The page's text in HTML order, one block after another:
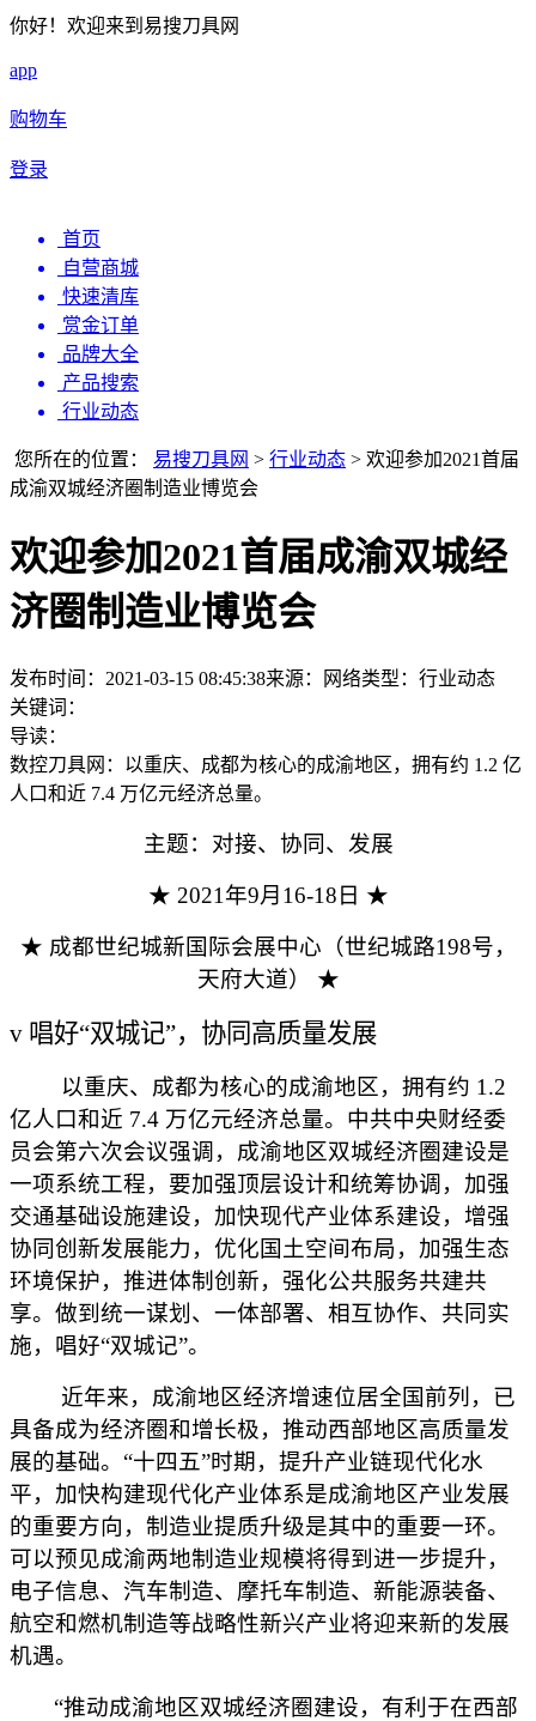
你好！欢迎来到易搜刀具网
app
购物车
登录
首页
自营商城
快速清库
赏金订单
品牌大全
产品搜索
行业动态
您所在的位置： 易搜刀具网 > 行业动态 > 欢迎参加2021首届
成渝双城经济圈制造业博览会
欢迎参加2021首届成渝双城经
济圈制造业博览会
发布时间：2021-03-15 08:45:38来源：网络类型： 行业动态
关键词：
导读：
数控刀具网：以重庆、成都为核心的成渝地区，拥有约 1.2 亿
人口和近 7.4 万亿元经济总量。
主题：对接、协同、发展
★ 2021年9月16-18日 ★
★ 成都世纪城新国际会展中心（世纪城路198号，
天府大道） ★
v 唱好“双城记”，协同高质量发展
以重庆、成都为核心的成渝地区，拥有约 1.2
亿人口和近 7.4 万亿元经济总量。中共中央财经委
员会第六次会议强调，成渝地区双城经济圈建设是
一项系统工程，要加强顶层设计和统筹协调，加强
交通基础设施建设，加快现代产业体系建设，增强
协同创新发展能力，优化国土空间布局，加强生态
环境保护，推进体制创新，强化公共服务共建共
享。做到统一谋划、一体部署、相互协作、共同实
施，唱好“双城记”。
近年来，成渝地区经济增速位居全国前列，已
具备成为经济圈和增长极，推动西部地区高质量发
展的基础。 “十四五”时期，提升产业链现代化水
平，加快构建现代化产业体系是成渝地区产业发展
的重要方向，制造业提质升级是其中的重要一环。
可以预见成渝两地制造业规模将得到进一步提升，
电子信息、汽车制造、摩托车制造、新能源装备、
航空和燃机制造等战略性新兴产业将迎来新的发展
机遇。
“推动成渝地区双城经济圈建设，有利于在西部